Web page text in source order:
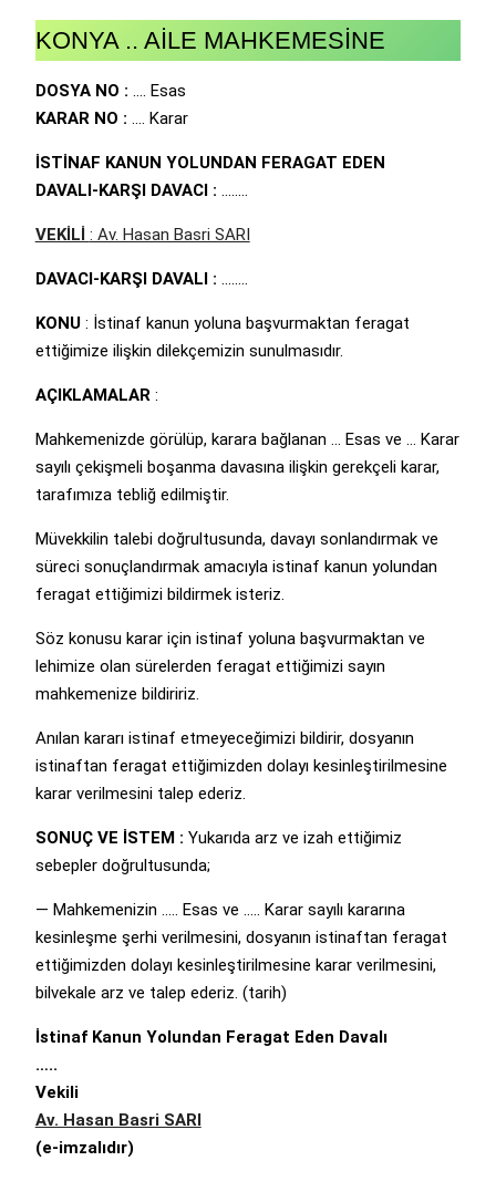
KONYA .. AİLE MAHKEMESİNE
DOSYA NO : …. Esas
KARAR NO : …. Karar
İSTİNAF KANUN YOLUNDAN FERAGAT EDEN
DAVALI-KARŞI DAVACI : ……..
VEKİLİ : Av. Hasan Basri SARI
DAVACI-KARŞI DAVALI : ……..
KONU : İstinaf kanun yoluna başvurmaktan feragat
ettiğimize ilişkin dilekçemizin sunulmasıdır.
AÇIKLAMALAR :
Mahkemenizde görülüp, karara bağlanan … Esas ve … Karar
sayılı çekişmeli boşanma davasına ilişkin gerekçeli karar,
tarafımıza tebliğ edilmiştir.
Müvekkilin talebi doğrultusunda, davayı sonlandırmak ve
süreci sonuçlandırmak amacıyla istinaf kanun yolundan
feragat ettiğimizi bildirmek isteriz.
Söz konusu karar için istinaf yoluna başvurmaktan ve
lehimize olan sürelerden feragat ettiğimizi sayın
mahkemenize bildiririz.
Anılan kararı istinaf etmeyeceğimizi bildirir, dosyanın
istinaftan feragat ettiğimizden dolayı kesinleştirilmesine
karar verilmesini talep ederiz.
SONUÇ VE İSTEM : Yukarıda arz ve izah ettiğimiz
sebepler doğrultusunda;
— Mahkemenizin ….. Esas ve ….. Karar sayılı kararına
kesinleşme şerhi verilmesini, dosyanın istinaftan feragat
ettiğimizden dolayı kesinleştirilmesine karar verilmesini,
bilvekale arz ve talep ederiz. (tarih)
İstinaf Kanun Yolundan Feragat Eden Davalı
…..
Vekili
Av. Hasan Basri SARI
(e-imzalıdır)